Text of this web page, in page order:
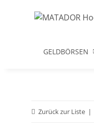
GELDBÖRSEN
Zurück zur Liste